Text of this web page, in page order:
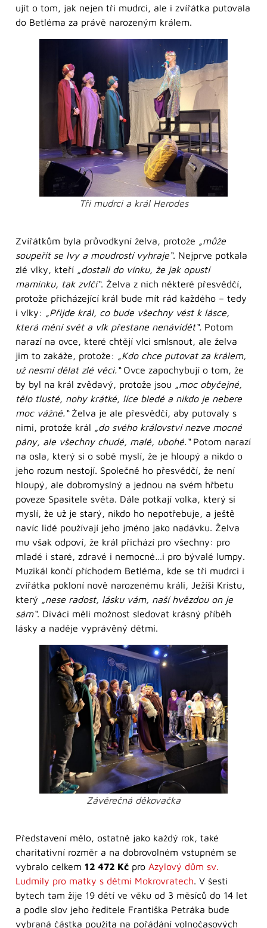
ujít o tom, jak nejen tři mudrci, ale i zvířátka putovala
do Betléma za právě narozeným králem.
Tři mudrci a král Herodes
Zvířátkům byla průvodkyní želva, protože „může
soupeřit se lvy a moudrostí vyhraje“. Nejprve potkala
zlé vlky, kteří „dostali do vínku, že jak opustí
maminku, tak zvlčí“. Želva z nich některé přesvědčí,
protože přicházející král bude mít rád každého – tedy
i vlky: „Přijde král, co bude všechny vést k lásce,
která mění svět a vlk přestane nenávidět“. Potom
narazí na ovce, které chtějí vlci smlsnout, ale želva
jim to zakáže, protože: „Kdo chce putovat za králem,
už nesmí dělat zlé věci.“Ovce zapochybují o tom, že
by byl na král zvědavý, protože jsou „moc obyčejné,
tělo tlusté, nohy krátké, líce bledé a nikdo je nebere
moc vážně.“Želva je ale přesvědčí, aby putovaly s
nimi, protože král „do svého království nezve mocné
pány, ale všechny chudé, malé, ubohé.“Potom narazí
na osla, který si o sobě myslí, že je hloupý a nikdo o
jeho rozum nestojí. Společně ho přesvědčí, že není
hloupý, ale dobromyslný a jednou na svém hřbetu
poveze Spasitele světa. Dále potkají volka, který si
myslí, že už je starý, nikdo ho nepotřebuje, a ještě
navíc lidé používají jeho jméno jako nadávku. Želva
mu však odpoví, že král přichází pro všechny: pro
mladé i staré, zdravé i nemocné…i pro bývalé lumpy.
Muzikál končí příchodem Betléma, kde se tři mudrci i
zvířátka pokloní nově narozenému králi, Ježíši Kristu,
který „nese radost, lásku vám, naší hvězdou on je
sám“. Diváci měli možnost sledovat krásný příběh
lásky a naděje vyprávěný dětmi.
Závěrečná děkovačka
Představení mělo, ostatně jako každý rok, také
charitativní rozměr a na dobrovolném vstupném se
vybralo celkem 12 472 Kč pro Azylový dům sv.
Ludmily pro matky s dětmi Mokrovratech. V šesti
bytech tam žije 19 dětí ve věku od 3 měsíců do 14 let
a podle slov jeho ředitele Františka Petráka bude
vybraná částka použita na pořádání volnočasových